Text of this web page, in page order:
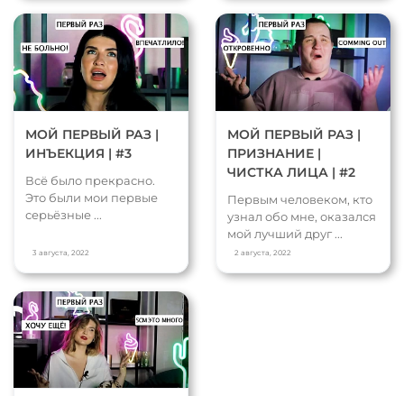
МОЙ ПЕРВЫЙ РАЗ |
ИНЪЕКЦИЯ | #3
Всё было прекрасно.
Это были мои первые
серьёзные ...
3 августа, 2022
МОЙ ПЕРВЫЙ РАЗ |
ПРИЗНАНИЕ |
ЧИСТКА ЛИЦА | #2
Первым человеком, кто
узнал обо мне, оказался
мой лучший друг ...
2 августа, 2022